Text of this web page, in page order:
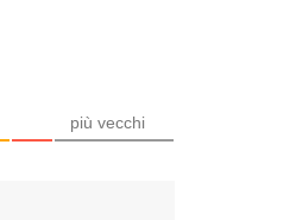
più vecchi